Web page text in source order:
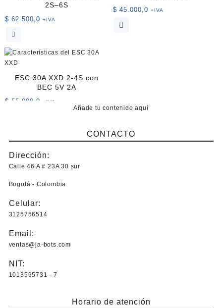
2S–6S
$ 62.500,0 +IVA
$ 45.000,0 +IVA
ESC 30A XXD 2-4S con
BEC 5V 2A
$ 55.000,0 +IVA
Añade tu contenido aquí
CONTACTO
Dirección:
Calle 46 A # 23A 30 sur
Bogotá - Colombia
Celular:
3125756514
Email:
ventas@ja-bots.com
NIT:
1013595731 - 7
Horario de atención